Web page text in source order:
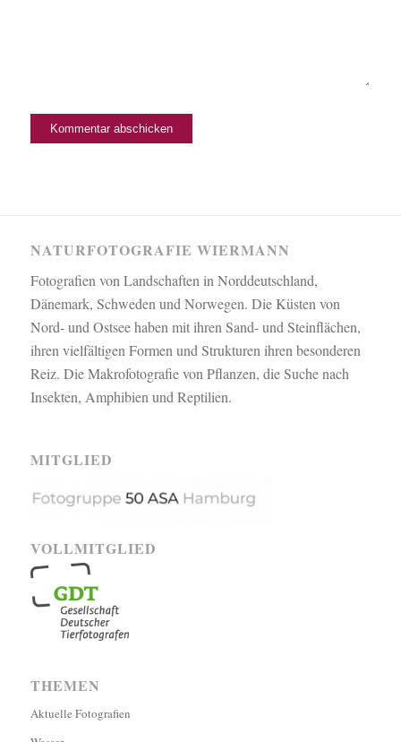
NATURFOTOGRAFIE WIERMANN
Fotografien von Landschaften in Norddeutschland,
Dänemark, Schweden und Norwegen. Die Küsten von
Nord- und Ostsee haben mit ihren Sand- und Steinflächen,
ihren vielfältigen Formen und Strukturen ihren besonderen
Reiz. Die Makrofotografie von Pflanzen, die Suche nach
Insekten, Amphibien und Reptilien.
MITGLIED
VOLLMITGLIED
THEMEN
Aktuelle Fotografien